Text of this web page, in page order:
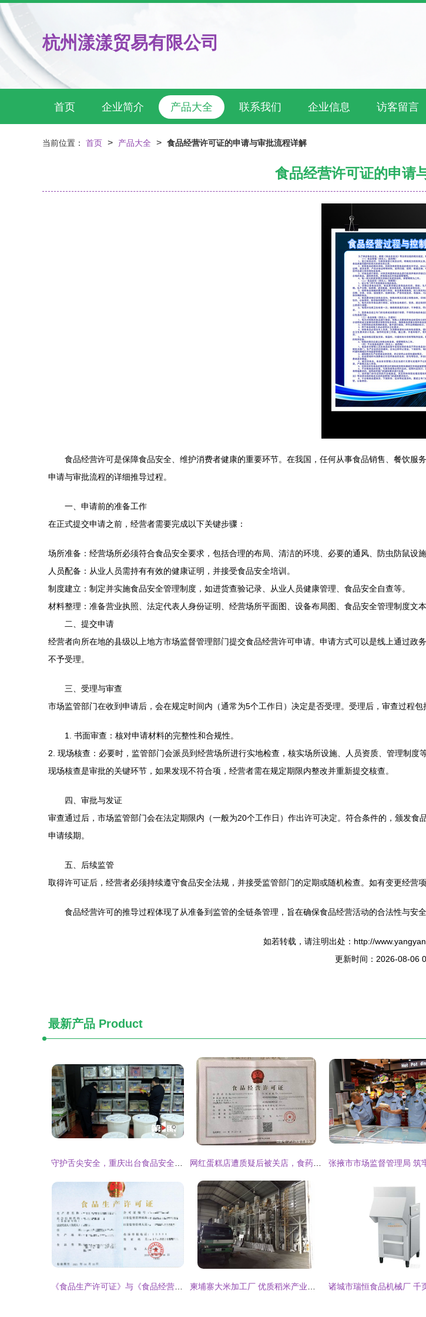
杭州漾漾贸易有限公司
首页 企业简介 产品大全 联系我们 企业信息 访客留言
当前位置： 首页 > 产品大全 > 食品经营许可证的申请与审批流程详解
食品经营许可证的申请
食品经营许可是保障食品安全、维护消费者健康的重要环节。在我国，任何从事食品销售、餐饮
申请与审批流程的详细推导过程。
一、申请前的准备工作
在正式提交申请之前，经营者需要完成以下关键步骤：
场所准备：经营场所必须符合食品安全要求，包括合理的布局、清洁的环境、必要的通风、防虫防鼠设施
人员配备：从业人员需持有有效的健康证明，并接受食品安全培训。
制度建立：制定并实施食品安全管理制度，如进货查验记录、从业人员健康管理、食品安全自查等。
材料整理：准备营业执照、法定代表人身份证明、经营场所平面图、设备布局图、食品安全管理制度文本
二、提交申请
经营者向所在地的县级以上地方市场监督管理部门提交食品经营许可申请。申请方式可以是线上通过
不予受理。
三、受理与审查
市场监管部门在收到申请后，会在规定时间内（通常为5个工作日）决定是否受理。受理后，审查过程包
1. 书面审查：核对申请材料的完整性和合规性。
2. 现场核查：必要时，监管部门会派员到经营场所进行实地检查，核实场所设施、人员资质、管理制度
现场核查是审批的关键环节，如果发现不符合项，经营者需在规定期限内整改并重新提交核查。
四、审批与发证
审查通过后，市场监管部门会在法定期限内（一般为20个工作日）作出许可决定。符合条件的，颁发
申请续期。
五、后续监管
取得许可证后，经营者必须持续遵守食品安全法规，并接受监管部门的定期或随机检查。如有变更经营
食品经营许可的推导过程体现了从准备到监管的全链条管理，旨在确保食品经营活动的合法性与安
如若转载，请注明出处：http://
更新时间：2026-08-06
最新产品 Product